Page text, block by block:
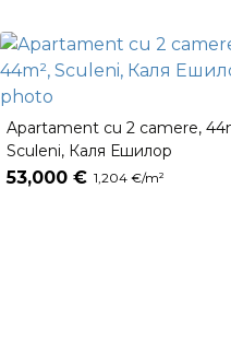
Apartament cu 2 camere,
Sculeni, Каля Ешилор
53,000 € 1,204 €/m²